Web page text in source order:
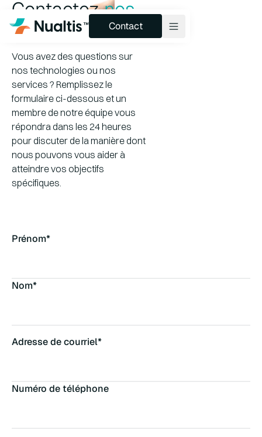
Produits et pipelines
Technologie
Services
À propos
Perspectives
Contact
Contacteznos
experts
Vous avez des questions sur
nos technologies ou nos
services ? Remplissez le
formulaire ci-dessous et un
membre de notre équipe vous
répondra dans les 24 heures
pour discuter de la manière dont
nous pouvons vous aider à
atteindre vos objectifs
spécifiques.
Prénom*
Nom*
Adresse de courriel*
Numéro de téléphone